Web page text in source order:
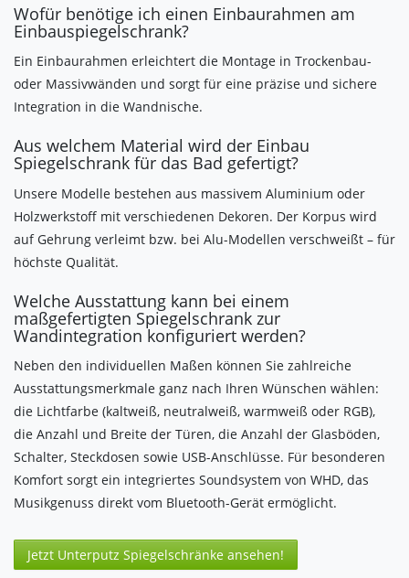
Wofür benötige ich einen Einbaurahmen am
Einbauspiegelschrank?
Ein Einbaurahmen erleichtert die Montage in Trockenbau-
oder Massivwänden und sorgt für eine präzise und sichere
Integration in die Wandnische.
Aus welchem Material wird der Einbau
Spiegelschrank für das Bad gefertigt?
Unsere Modelle bestehen aus massivem Aluminium oder
Holzwerkstoff mit verschiedenen Dekoren. Der Korpus wird
auf Gehrung verleimt bzw. bei Alu-Modellen verschweißt – für
höchste Qualität.
Welche Ausstattung kann bei einem
maßgefertigten Spiegelschrank zur
Wandintegration konfiguriert werden?
Neben den individuellen Maßen können Sie zahlreiche
Ausstattungsmerkmale ganz nach Ihren Wünschen wählen:
die Lichtfarbe (kaltweiß, neutralweiß, warmweiß oder RGB),
die Anzahl und Breite der Türen, die Anzahl der Glasböden,
Schalter, Steckdosen sowie USB-Anschlüsse. Für besonderen
Komfort sorgt ein integriertes Soundsystem von WHD, das
Musikgenuss direkt vom Bluetooth-Gerät ermöglicht.
Jetzt Unterputz Spiegelschränke ansehen!